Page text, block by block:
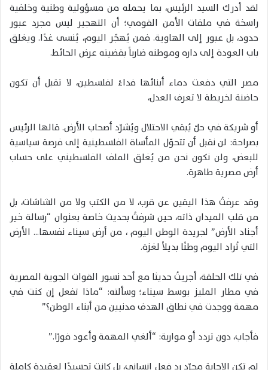
لقد أدرك السيد الرئيس، بما يحمله من مسؤولية وطنية وخلفية
راسخة في ملفات الأمن القومي؛ أن التهجير ليس مجرد عبور
حدود، بل عبور إلى الهاوية. فمن يُهجّر اليوم، يُنسى غدًا. ويغلق
باب العودة إلى داره وموطنه ضارباً بقضيته عرض الحائط.
مصر التي دفعت دماء أبنائها فداءً لفلسطين، لا تقبل أن تكون
حاضنة لخريطة لا تعرف العدل،
أو شريكة في حلّ يُبقي الاحتلال ويُشرّد أصحاب الأرض. قالها الرئيس
بصراحة: لن نقبل أن تتحوّل المأساة الفلسطينية إلى فرصة سياسية
للبعض، ولن نكون نحن من يُغلق الملف الفلسطيني على حساب
أرض مصرية طاهرة.
وقد عرفتُ هذا اليقين عن قرب، لا من الكتب ولا من الشاشات، بل
من قلب الميدان ذاته، حين شرفتُ بحديث خاصة بعنوان “رسالة خير
أجناد الأرض” لجريدة الوطن اليوم ، من أرض سيناء نفسها… الأرض
التي تُراد اليوم وطنًا بديلاً لغزة.
في تلك الحلقة، أجريتُ حديثا مع أحد نسور القوات الجوية المصرية
في مطار المليز بوسط سيناء؛ وسألته: “ماذا تفعل إن كنت في
مهمة ووجدت في نطاق الهدف مدنيين من أبناء الوطن؟”
فأجاب، دون تردد أو مواربة: “ألغي المهمة وأعود فورًا.”
لم تكن الإجابة مجرّد رد فعل إنساني، بل كانت تجسيدًا لعقيدة كاملة